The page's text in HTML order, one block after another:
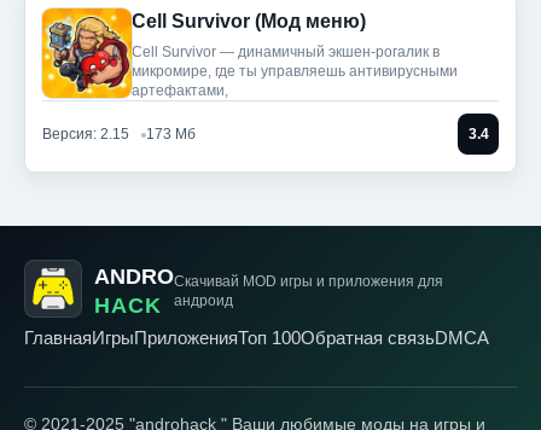
Cell Survivor (Мод меню)
Cell Survivor — динамичный экшен-рогалик в
микромире, где ты управляешь антивирусными
артефактами,
Версия: 2.15 173 Мб 3.4
ANDRO
HACK
Скачивай MOD игры и приложения для
андроид
ГлавнаяИгрыПриложенияТоп 100Обратная связьDMCA
© 2021-2025 "androhack " Ваши любимые моды на игры и